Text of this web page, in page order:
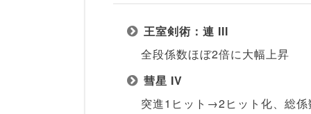
王室剣術：連 III
全段係数ほぼ2倍に大幅上昇
彗星 IV
突進1ヒット→2ヒット化、総係